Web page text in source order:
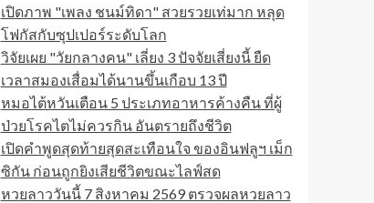
เปิดภาพ "เพลง ชนม์ทิดา" สวยรวยเท่มาก หลุด
โฟกัสกับซุปเปอร์ระดับโลก
วิจัยเผย "วัยกลางคน" เลี่ยง 3 ปัจจัยเสี่ยงนี้ ยืด
เวลาสมองเสื่อมได้นานขึ้นเกือบ 13 ปี
หมอไต้หวันเตือน 5 ประเภทอาหารค้างคืน ที่ผู้
ป่วยโรคไตไม่ควรกิน อันตรายถึงชีวิต
เปิดคำพูดสุดท้ายสุดสะเทือนใจ ของอินฟลูฯ เม็ก
ซิกัน ก่อนถูกยิงเสียชีวิตขณะไลฟ์สด
หวยลาววันนี้ 7 สิงหาคม 2569 ตรวจผลหวยลาว